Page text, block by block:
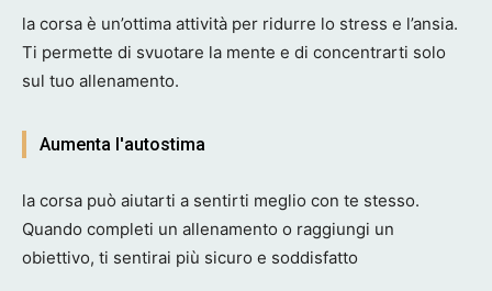
la corsa è un’ottima attività per ridurre lo stress e l’ansia.
Ti permette di svuotare la mente e di concentrarti solo
sul tuo allenamento.
Aumenta l'autostima
la corsa può aiutarti a sentirti meglio con te stesso.
Quando completi un allenamento o raggiungi un
obiettivo, ti sentirai più sicuro e soddisfatto